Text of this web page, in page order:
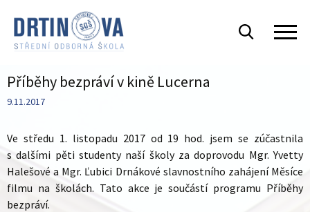
Příběhy bezpráví v kině Lucerna
9.11.2017
Ve středu 1. listopadu 2017 od 19 hod. jsem se zúčastnila
s dalšími pěti studenty naší školy za doprovodu Mgr. Yvetty
Halešové a Mgr. Ľubici Drnákové slavnostního zahájeníMěsíce
filmu na školách. Tato akce je součástí programu Příběhy
bezpráví.